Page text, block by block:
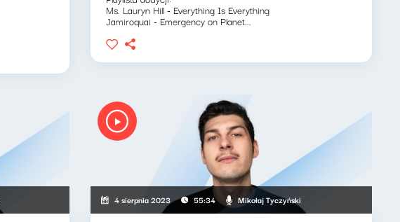
Ms. Lauryn Hill - Everything Is Everything
Jamiroquai - Emergency on Planet...
4 sierpnia 2023 55:34 Mikołaj Tyczyński